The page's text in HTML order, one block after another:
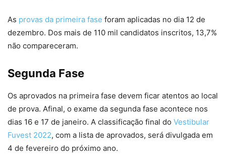
As provas da primeira fase foram aplicadas no dia 12 de
dezembro. Dos mais de 110 mil candidatos inscritos, 13,7%
não compareceram.
Segunda Fase
Os aprovados na primeira fase devem ficar atentos ao local
de prova. Afinal, o exame da segunda fase acontece nos
dias 16 e 17 de janeiro. A classificação final do Vestibular
Fuvest 2022, com a lista de aprovados, será divulgada em
4 de fevereiro do próximo ano.